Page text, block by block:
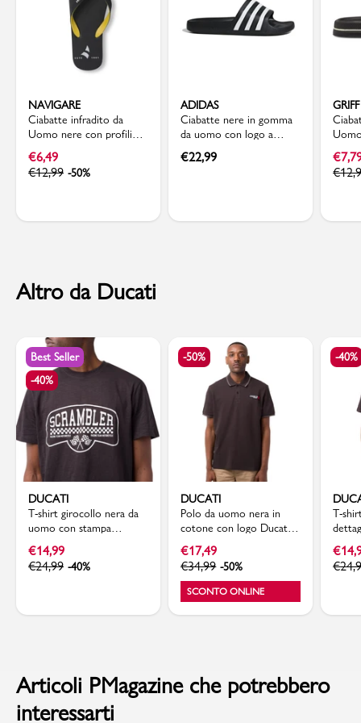
NAVIGARE
Ciabatte infradito da
Uomo nere con profili
gialli e logo Navigare
€6,49
€12,99 -50%
ADIDAS
Ciabatte nere in gomma
da uomo con logo a
contrasto adidas Adilette
Aqua
€22,99
GRIFF
€
€
Altro da Ducati
Best Seller
-40%
DUCATI
T-shirt girocollo nera da
uomo con stampa
frontale Ducati Scrambler
€14,99
€24,99 -40%
-50%
DUCATI
Polo da uomo nera in
cotone con logo Ducati
Scrambler
€17,49
€34,99 -50%
SCONTO ONLINE
-40%
T-
€
€
Articoli PMagazine che potrebbero
interessarti